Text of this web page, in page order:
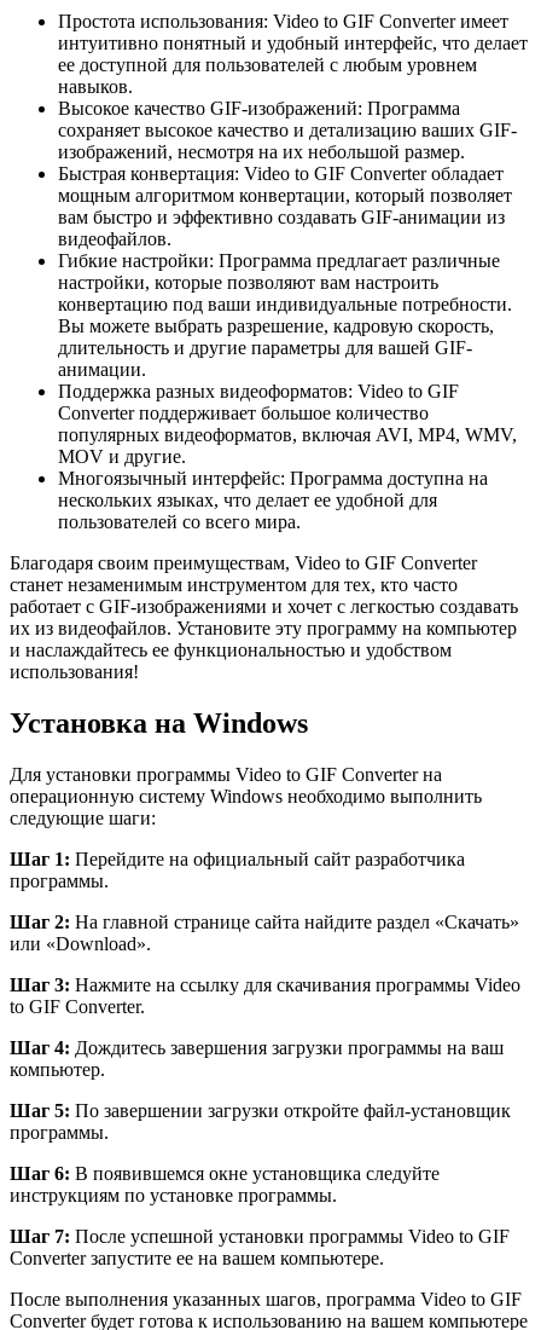
Простота использования: Video to GIF Converter имеет
интуитивно понятный и удобный интерфейс, что делает
ее доступной для пользователей с любым уровнем
навыков.
Высокое качество GIF-изображений: Программа
сохраняет высокое качество и детализацию ваших GIF-
изображений, несмотря на их небольшой размер.
Быстрая конвертация: Video to GIF Converter обладает
мощным алгоритмом конвертации, который позволяет
вам быстро и эффективно создавать GIF-анимации из
видеофайлов.
Гибкие настройки: Программа предлагает различные
настройки, которые позволяют вам настроить
конвертацию под ваши индивидуальные потребности.
Вы можете выбрать разрешение, кадровую скорость,
длительность и другие параметры для вашей GIF-
анимации.
Поддержка разных видеоформатов: Video to GIF
Converter поддерживает большое количество
популярных видеоформатов, включая AVI, MP4, WMV,
MOV и другие.
Многоязычный интерфейс: Программа доступна на
нескольких языках, что делает ее удобной для
пользователей со всего мира.
Благодаря своим преимуществам, Video to GIF Converter
станет незаменимым инструментом для тех, кто часто
работает с GIF-изображениями и хочет с легкостью создавать
их из видеофайлов. Установите эту программу на компьютер
и наслаждайтесь ее функциональностью и удобством
использования!
Установка на Windows
Для установки программы Video to GIF Converter на
операционную систему Windows необходимо выполнить
следующие шаги:
Шаг 1: Перейдите на официальный сайт разработчика
программы.
Шаг 2: На главной странице сайта найдите раздел «Скачать»
или «Download».
Шаг 3: Нажмите на ссылку для скачивания программы Video
to GIF Converter.
Шаг 4: Дождитесь завершения загрузки программы на ваш
компьютер.
Шаг 5: По завершении загрузки откройте файл-установщик
программы.
Шаг 6: В появившемся окне установщика следуйте
инструкциям по установке программы.
Шаг 7: После успешной установки программы Video to GIF
Converter запустите ее на вашем компьютере.
После выполнения указанных шагов, программа Video to GIF
Converter будет готова к использованию на вашем компьютере